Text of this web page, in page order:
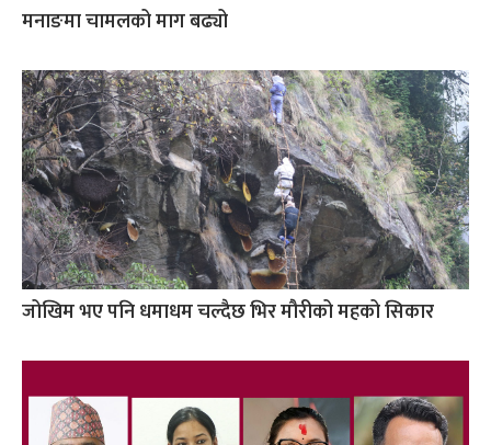
मनाङमा चामलको माग बढ्यो
जोखिम भए पनि धमाधम चल्दैछ भिर मौरीको महको सिकार